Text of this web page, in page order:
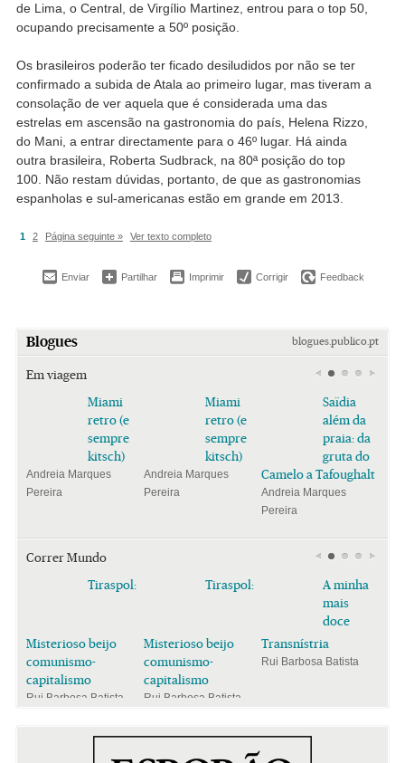
de Lima, o Central, de Virgílio Martinez, entrou para o top 50,
ocupando precisamente a 50º posição.
Os brasileiros poderão ter ficado desiludidos por não se ter
confirmado a subida de Atala ao primeiro lugar, mas tiveram a
consolação de ver aquela que é considerada uma das
estrelas em ascensão na gastronomia do país, Helena Rizzo,
do Mani, a entrar directamente para o 46º lugar. Há ainda
outra brasileira, Roberta Sudbrack, na 80ª posição do top
100. Não restam dúvidas, portanto, de que as gastronomias
espanholas e sul-americanas estão em grande em 2013.
1 2 Página seguinte » Ver texto completo
Enviar Partilhar Imprimir Corrigir Feedback
Blogues blogues.publico.pt
Em viagem
Miami
retro (e
sempre
kitsch)
Andreia Marques
Pereira
Miami
retro (e
sempre
kitsch)
Andreia Marques
Pereira
Saïdia
além da
praia: da
gruta do
Camelo a Tafoughalt
Andreia Marques
Pereira
Correr Mundo
Tiraspol:
Misterioso beijo
comunismo-
capitalismo
Rui Barbosa Batista
Tiraspol:
Misterioso beijo
comunismo-
capitalismo
Rui Barbosa Batista
A minha
mais
doce
Transnístria
Rui Barbosa Batista